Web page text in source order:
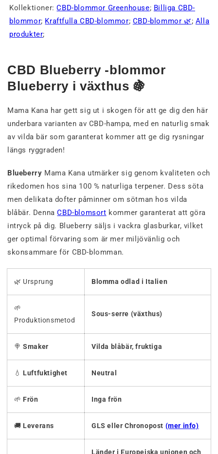
Kollektioner:CBD-blommor Greenhouse; Billiga CBD-
blommor; Kraftfulla CBD-blommor; CBD-blommor 🌿; Alla
produkter;
CBD Blueberry -blommor
Blueberry i växthus 🍇
Mama Kana har gett sig ut i skogen för att ge dig den här
underbara varianten av CBD-hampa, med en naturlig smak
av vilda bär som garanterat kommer att ge dig rysningar
längs ryggraden!
Blueberry Mama Kana utmärker sig genom kvaliteten och
rikedomen hos sina 100 % naturliga terpener. Dess söta
men delikata dofter påminner om sötman hos vilda
blåbär. DennaCBD-blomsort kommer garanterat att göra
intryck på dig. Blueberry säljs i vackra glasburkar, vilket
ger optimal förvaring som är mer miljövänlig och
skonsammare för CBD-blomman.
🌿 Ursprung Blomma odlad i Italien
🌱
Produktionsmetod
Sous-serre (växthus)
🍭Smaker Vilda blåbär, fruktiga
💧 Luftfuktighet Neutral
🌱 Frön Inga frön
🚚 Leverans GLS eller Chronopost (mer info)
Länder i Europeiska unionen och